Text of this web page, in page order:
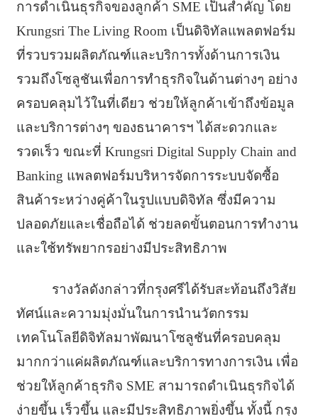
การดำเนินธุรกิจของลูกค้า SME เป็นสำคัญ โดย
Krungsri The Living Room เป็นดิจิทัลแพลตฟอร์ม
ที่รวบรวมผลิตภัณฑ์และบริการทั้งด้านการเงิน
รวมถึงโซลูชันเพื่อการทำธุรกิจในด้านต่างๆ อย่าง
ครอบคลุมไว้ในที่เดียว ช่วยให้ลูกค้าเข้าถึงข้อมูล
และบริการต่างๆ ของธนาคารฯ ได้สะดวกและ
รวดเร็ว ขณะที่ Krungsri Digital Supply Chain and
Banking แพลตฟอร์มบริหารจัดการระบบจัดซื้อ
สินค้าระหว่างคู่ค้าในรูปแบบดิจิทัล ซึ่งมีความ
ปลอดภัยและเชื่อถือได้ ช่วยลดขั้นตอนการทำงาน
และใช้ทรัพยากรอย่างมีประสิทธิภาพ
รางวัลดังกล่าวที่กรุงศรีได้รับสะท้อนถึงวิสัย
ทัศน์และความมุ่งมั่นในการนำนวัตกรรม
เทคโนโลยีดิจิทัลมาพัฒนาโซลูชันที่ครอบคลุม
มากกว่าแค่ผลิตภัณฑ์และบริการทางการเงิน เพื่อ
ช่วยให้ลูกค้าธุรกิจ SME สามารถดำเนินธุรกิจได้
ง่ายขึ้น เร็วขึ้น และมีประสิทธิภาพยิ่งขึ้น ทั้งนี้ กรุง